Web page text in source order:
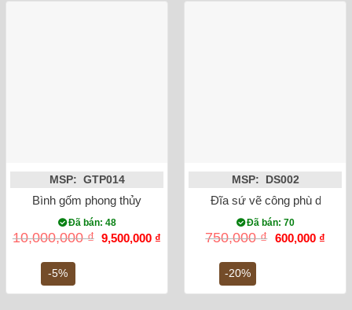
-5%
MSP: GTP014
Bình gốm phong thủy mai bình tích lộc phượng vẽ vàng màu
Đã bán: 48
10,000,000₫ Giá
gốc
9,500,000 ₫
9,500,000 ₫.
-20%
MSP: DS002
Đĩa sứ vẽ công phù dung
Đã bán: 70
750,000₫ Giá
600,000 ₫Giá